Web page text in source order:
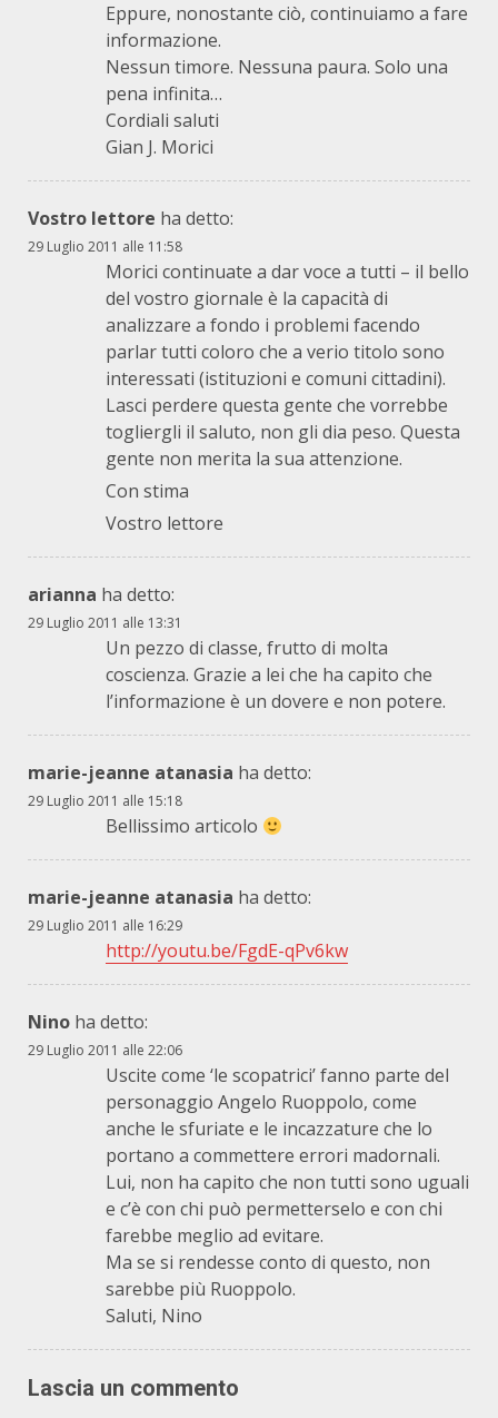
Eppure, nonostante ciò, continuiamo a fare
informazione.
Nessun timore. Nessuna paura. Solo una
pena infinita…
Cordiali saluti
Gian J. Morici
Vostro lettore ha detto:
29 Luglio 2011 alle 11:58
Morici continuate a dar voce a tutti – il bello
del vostro giornale è la capacità di
analizzare a fondo i problemi facendo
parlar tutti coloro che a verio titolo sono
interessati (istituzioni e comuni cittadini).
Lasci perdere questa gente che vorrebbe
togliergli il saluto, non gli dia peso. Questa
gente non merita la sua attenzione.
Con stima
Vostro lettore
arianna ha detto:
29 Luglio 2011 alle 13:31
Un pezzo di classe, frutto di molta
coscienza. Grazie a lei che ha capito che
l’informazione è un dovere e non potere.
marie-jeanne atanasia ha detto:
29 Luglio 2011 alle 15:18
Bellissimo articolo
marie-jeanne atanasia ha detto:
29 Luglio 2011 alle 16:29
http://youtu.be/FgdE-qPv6kw
Nino ha detto:
29 Luglio 2011 alle 22:06
Uscite come ‘le scopatrici’ fanno parte del
personaggio Angelo Ruoppolo, come
anche le sfuriate e le incazzature che lo
portano a commettere errori madornali.
Lui, non ha capito che non tutti sono uguali
e c’è con chi può permetterselo e con chi
farebbe meglio ad evitare.
Ma se si rendesse conto di questo, non
sarebbe più Ruoppolo.
Saluti, Nino
Lascia un commento